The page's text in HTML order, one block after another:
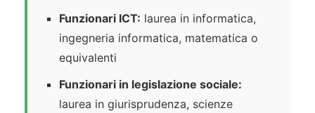
Funzionari ICT: laurea in informatica,
ingegneria informatica, matematica o
equivalenti
Funzionari in legislazione sociale:
laurea in giurisprudenza, scienze